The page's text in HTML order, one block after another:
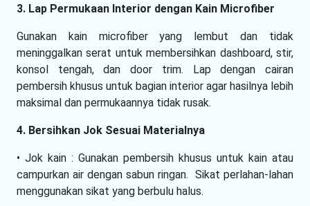
3. Lap Permukaan Interior dengan Kain Microfiber
Gunakan kain microfiber yang lembut dan tidak
meninggalkan serat untuk membersihkan dashboard, stir,
konsol tengah, dan door trim. Lap dengan cairan
pembersih khusus untuk bagian interior agar hasilnya lebih
maksimal dan permukaannya tidak rusak.
4. Bersihkan Jok Sesuai Materialnya
• Jok kain : Gunakan pembersih khusus untuk kain atau
campurkan air dengan sabun ringan. Sikat perlahan-lahan
menggunakan sikat yang berbulu halus.